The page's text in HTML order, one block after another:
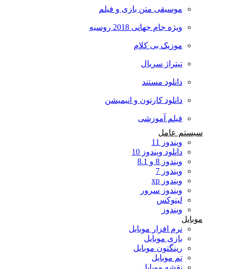
موسیقی متن بازی و فیلم
ویژه جام جهانی 2018 روسیه
موزیک بی کلام
تیتراژ سریال
دانلود مستند
دانلود کارتون و انیمیشن
فیلم آموزشی
سیستم عامل
ویندوز 11
دانلود ویندوز 10
ویندوز 8 و 8.1
ویندوز 7
ویندوز xp
ویندوز سرور
لینوکس
ویندوز
موبایل
نرم افزار موبایل
بازی موبایل
رینگتون موبایل
تم موبایل
نقشه موبایل